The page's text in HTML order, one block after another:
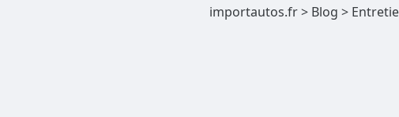
importautos.fr> Blog >